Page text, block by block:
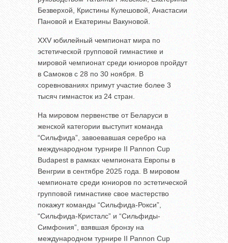
Безверхой, Кристины Кулешовой, Анастасии
Пановой и Екатерины Вакуновой.
XXV юбилейный чемпионат мира по
эстетической групповой гимнастике и
мировой чемпионат среди юниоров пройдут
в Самоков с 28 по 30 ноября. В
соревнованиях примут участие более 3
тысяч гимнасток из 24 стран.
На мировом первенстве от Беларуси в
женской категории выступит команда
“Сильфида”, завоевавшая серебро на
международном турнире II Pannon Cup
Budapest в рамках чемпионата Европы в
Венгрии в сентябре 2025 года. В мировом
чемпионате среди юниоров по эстетической
групповой гимнастике свое мастерство
покажут команды “Сильфида-Рокси”,
“Сильфида-Кристалс” и “Сильфиды-
Симфония”, взявшая бронзу на
международном турнире II Pannon Cup